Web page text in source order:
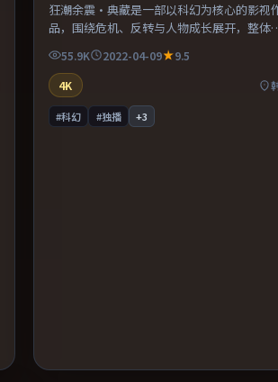
狂潮余震·典藏是一部以科幻为核心的影视
品，围绕危机、反转与人物成长展开，整体
奏紧凑，值得推荐观看。
55.9K 2022-04-09
9.5
4K
#科幻 #独播 +3